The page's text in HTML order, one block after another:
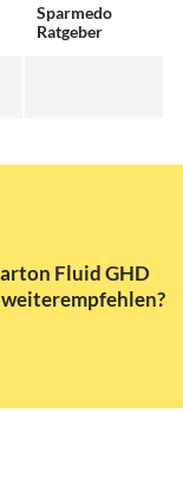
Sparmedo
Ratgeber
Fluid GHD